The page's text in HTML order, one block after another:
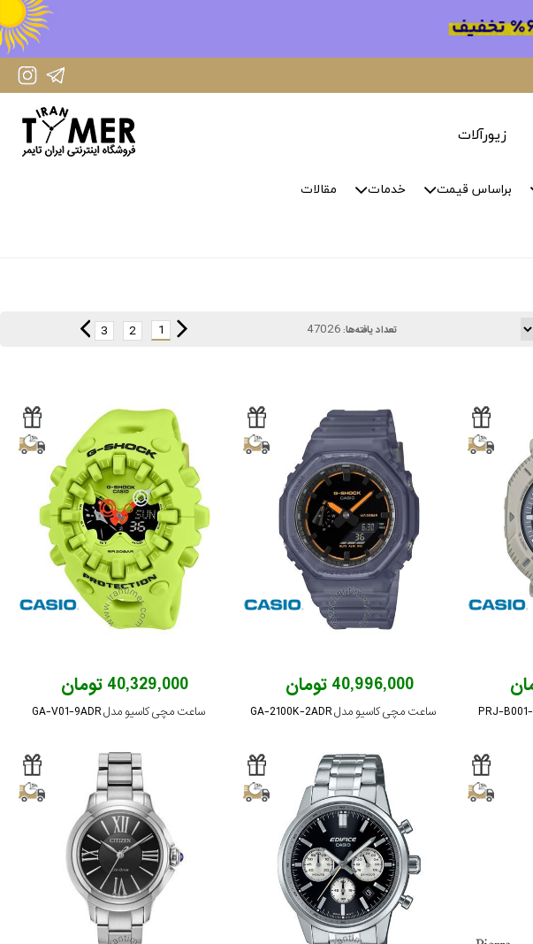
IranTimer Instagram Page
زیورآلات
براساس قیمت خدمات مقالات
تعداد یافته‌ها:47026
1
2
3
40,996,000 تومان
ساعت مچی کاسیو مدل GA-2100K-2ADR
40,329,000 تومان
ساعت مچی کاسیو مدل GA-V01-9ADR